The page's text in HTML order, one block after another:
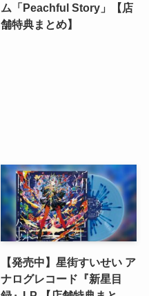
ム「Peachful Story」【店
舗特典まとめ】
【発売中】星街すいせい ア
ナログレコード『新星目